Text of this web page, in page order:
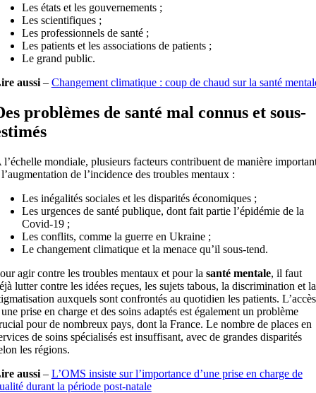
Les états et les gouvernements ;
Les scientifiques ;
Les professionnels de santé ;
Les patients et les associations de patients ;
Le grand public.
aussi– Changement climatique : coup de chaud sur la santé
problèmes de santé mal connus et sous-
l’échelle mondiale, plusieurs facteurs contribuent de manière
de l’incidence des troubles mentaux :
Les inégalités sociales et les disparités économiques ;
Les urgences de santé publique, dont fait partie l’épidémie de la
Covid-19 ;
Les conflits, comme la guerre en Ukraine ;
Le changement climatique et la menace qu’il sous-tend.
agir contre les troubles mentaux et pour la santé mentale, il faut
lutter contre les idées reçues, les sujets tabous, la discrimination et la
auxquels sont confrontés au quotidien les patients. L’accès
prise en charge et des soins adaptés est également un problème
pour de nombreux pays, dont la France. Le nombre de places en
de soins spécialisés est insuffisant, avec de grandes disparités
les régions.
aussi– L’OMS insiste sur l’importance d’une prise en charge de
durant la période post-natale